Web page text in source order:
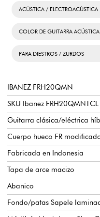
ACÚSTICA / ELECTROACÚSTICA
COLOR DE GUITARRA ACÚSTICA
PARA DIESTROS / ZURDOS
IBANEZ FRH20QMN
SKU Ibanez FRH20QMNTCL
Guitarra clásica/eléctrica
Cuerpo hueco FR
Fabricada en Indonesia
Tapa de arce macizo
Abanico
Fondo/patas Sapele